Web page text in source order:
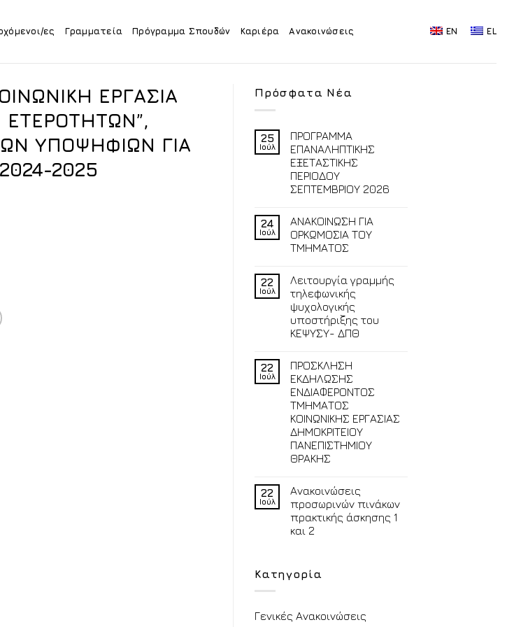
ες Γραμματεία Πρόγραμμα Σπουδών Καριέρα Ανακοινώσεις EN EL
ΕΡΓΑΣΙΑ
ΥΠΟΨΗΦΙΩΝ ΓΙΑ
2025
Πρόσφατα Νέα
25
Ιούλ
ΠΡΟΓΡΑΜΜΑ
ΕΠΑΝΑΛΗΠΤΙΚΗΣ
ΕΞΕΤΑΣΤΙΚΗΣ
ΠΕΡΙΟΔΟΥ
ΣΕΠΤΕΜΒΡΙΟΥ 2026
24
Ιούλ
ΑΝΑΚΟΙΝΩΣΗ ΓΙΑ
ΟΡΚΩΜΟΣΙΑ ΤΟΥ
ΤΜΗΜΑΤΟΣ
22
Ιούλ
Λειτουργία γραμμής
τηλεφωνικής
ψυχολογικής
υποστήριξης του
ΚΕΨΥΣΥ- ΔΠΘ
22
Ιούλ
ΠΡΟΣΚΛΗΣΗ
ΕΚΔΗΛΩΣΗΣ
ΕΝΔΙΑΦΕΡΟΝΤΟΣ
ΤΜΗΜΑΤΟΣ
ΚΟΙΝΩΝΙΚΗΣ ΕΡΓΑΣΙΑΣ
ΔΗΜΟΚΡΙΤΕΙΟΥ
ΠΑΝΕΠΙΣΤΗΜΙΟΥ
ΘΡΑΚΗΣ
22
Ιούλ
Ανακοινώσεις
προσωρινών πινάκων
πρακτικής άσκησης 1
και 2
Κατηγορία
Γενικές Ανακοινώσεις